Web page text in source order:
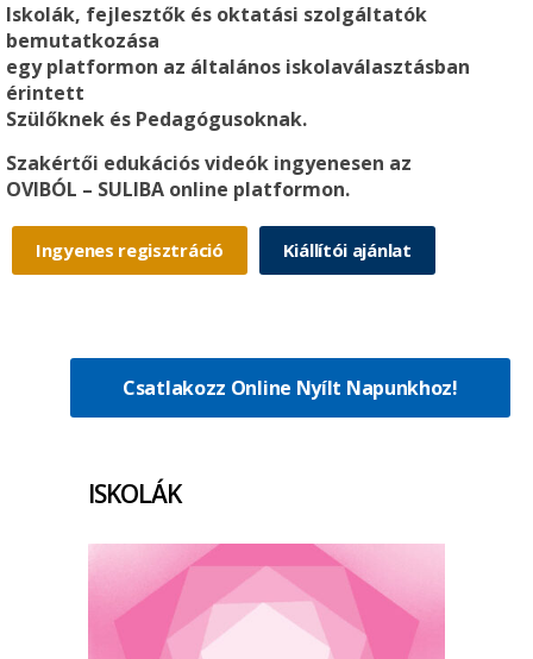
Iskolák, fejlesztők és oktatási szolgáltatók
bemutatkozása
egy platformon az általános iskolaválasztásban
érintett
Szülőknek és Pedagógusoknak.
Szakértői edukációs videók ingyenesen az
OVIBÓL – SULIBA online platformon.
Ingyenes regisztráció Kiállítói ajánlat
Csatlakozz Online Nyílt Napunkhoz!
ISKOLÁK